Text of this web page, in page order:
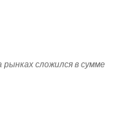
сложился в сумме